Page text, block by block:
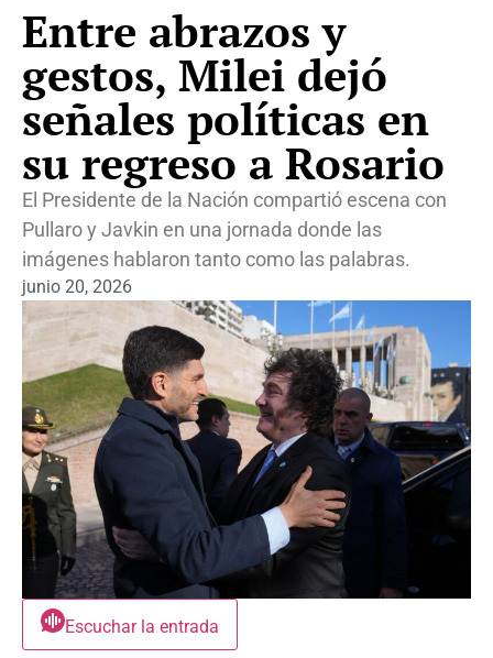
Entre abrazos y
gestos, Milei dejó
señales políticas en
su regreso a Rosario
El Presidente de la Nación compartió escena con
Pullaro y Javkin en una jornada donde las
imágenes hablaron tanto como las palabras.
junio 20, 2026
Escuchar la entrada